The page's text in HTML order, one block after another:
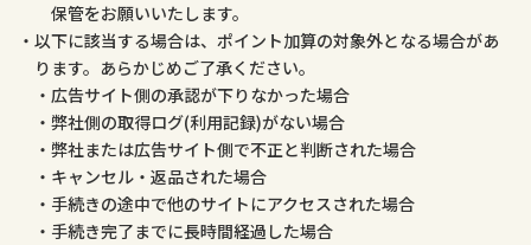
保管をお願いいたします。
以下に該当する場合は、ポイント加算の対象外となる場合があ
ります。あらかじめご了承ください。
広告サイト側の承認が下りなかった場合
弊社側の取得ログ(利用記録)がない場合
弊社または広告サイト側で不正と判断された場合
キャンセル・返品された場合
手続きの途中で他のサイトにアクセスされた場合
手続き完了までに長時間経過した場合